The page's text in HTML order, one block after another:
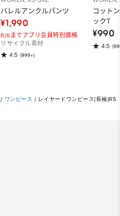
バレルアンクルパンツ
¥1,990
8/6までアプリ会員特別価格
リサイクル素材
4.5 (999+)
コット
ックT
¥990
4.5
/ ワンピース / レイヤードワンピース(長袖)RS